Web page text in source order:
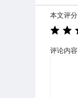
本文评分
评论内容